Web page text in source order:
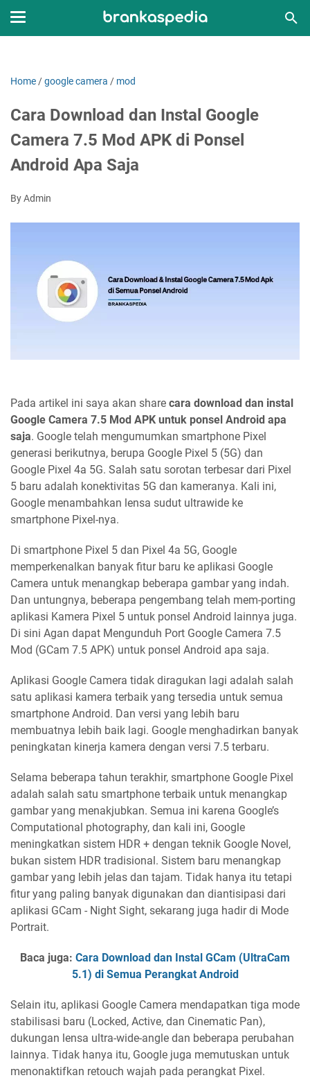
Home /google camera / mod
Cara Download dan Instal Google
Camera 7.5 Mod APK di Ponsel
Android Apa Saja
By Admin
Pada artikel ini saya akan share cara download dan instal
Google Camera 7.5 Mod APK untuk ponsel Android apa
saja. Google telah mengumumkan smartphone Pixel
generasi berikutnya, berupa Google Pixel 5 (5G) dan
Google Pixel 4a 5G. Salah satu sorotan terbesar dari Pixel
5 baru adalah konektivitas 5G dan kameranya. Kali ini,
Google menambahkan lensa sudut ultrawide ke
smartphone Pixel-nya.
Di smartphone Pixel 5 dan Pixel 4a 5G, Google
memperkenalkan banyak fitur baru ke aplikasi Google
Camera untuk menangkap beberapa gambar yang indah.
Dan untungnya, beberapa pengembang telah mem-porting
aplikasi Kamera Pixel 5 untuk ponsel Android lainnya juga.
Di sini Agan dapat Mengunduh Port Google Camera 7.5
Mod (GCam 7.5 APK) untuk ponsel Android apa saja.
Aplikasi Google Camera tidak diragukan lagi adalah salah
satu aplikasi kamera terbaik yang tersedia untuk semua
smartphone Android. Dan versi yang lebih baru
membuatnya lebih baik lagi. Google menghadirkan banyak
peningkatan kinerja kamera dengan versi 7.5 terbaru.
Selama beberapa tahun terakhir, smartphone Google Pixel
adalah salah satu smartphone terbaik untuk menangkap
gambar yang menakjubkan. Semua ini karena Google’s
Computational photography, dan kali ini, Google
meningkatkan sistem HDR + dengan teknik Google Novel,
bukan sistem HDR tradisional. Sistem baru menangkap
gambar yang lebih jelas dan tajam. Tidak hanya itu tetapi
fitur yang paling banyak digunakan dan diantisipasi dari
aplikasi GCam - Night Sight, sekarang juga hadir di Mode
Portrait.
Baca juga: Cara Download dan Instal GCam (UltraCam
5.1) di Semua Perangkat Android
Selain itu, aplikasi Google Camera mendapatkan tiga mode
stabilisasi baru (Locked, Active, dan Cinematic Pan),
dukungan lensa ultra-wide-angle dan beberapa perubahan
lainnya. Tidak hanya itu, Google juga memutuskan untuk
menonaktifkan retouch wajah pada perangkat Pixel.